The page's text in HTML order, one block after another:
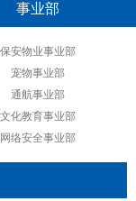
事业部
保安物业事业部
宠物事业部
通航事业部
文化教育事业部
网络安全事业部